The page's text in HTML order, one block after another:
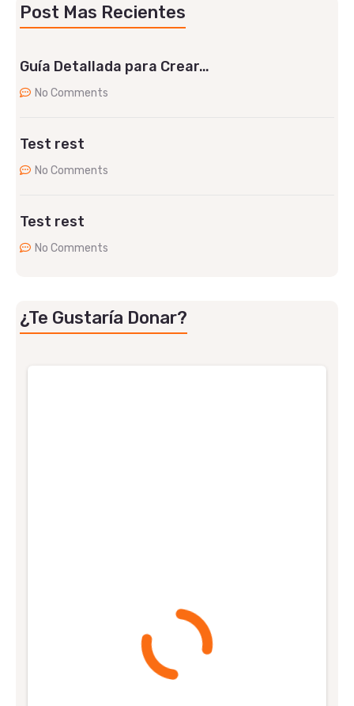
Post Mas Recientes
Guía Detallada para Crear…
No Comments
Test rest
No Comments
Test rest
No Comments
¿Te Gustaría Donar?